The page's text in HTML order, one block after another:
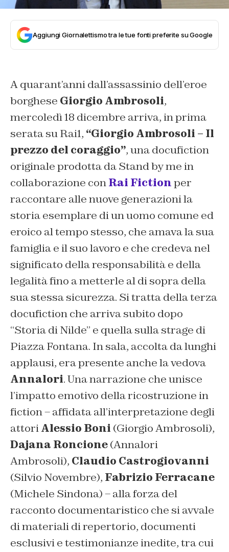
Aggiungi Giornalettismo tra le tue fonti preferite su Google
A quarant’anni dall’assassinio dell’eroe
borghese Giorgio Ambrosoli,
mercoledì 18 dicembre arriva, in prima
serata su Rai1, “Giorgio Ambrosoli – Il
prezzo del coraggio”, una docufiction
originale prodotta da Stand by me in
collaborazione conRai Fictionper
raccontare alle nuove generazioni la
storia esemplare di un uomo comune ed
eroico al tempo stesso, che amava la sua
famiglia e il suo lavoro e che credeva nel
significato della responsabilità e della
legalità fino a metterle al di sopra della
sua stessa sicurezza. Si tratta della terza
docufiction che arriva subito dopo
“Storia di Nilde” e quella sulla strage di
Piazza Fontana. In sala, accolta da lunghi
applausi, era presente anche la vedova
Annalori. Una narrazione che unisce
l’impatto emotivo della ricostruzione in
fiction – affidata all’interpretazione degli
attoriAlessio Boni (Giorgio Ambrosoli),
Dajana Roncione(Annalori
Ambrosoli), Claudio Castrogiovanni
(Silvio Novembre), Fabrizio Ferracane
(Michele Sindona) – alla forza del
racconto documentaristico che si avvale
di materiali di repertorio, documenti
esclusivi e testimonianze inedite, tra cui